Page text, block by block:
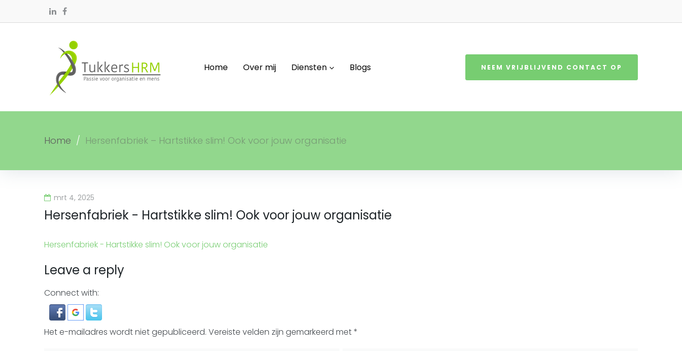
Linkedin
Facebook
Coaching
Duurzame
Strategische
Verzuimbeleid
Gesprekscyclus
Diensten
Home Over mij Diensten Blogs NEEM VRIJBLIJVEND CONTACT OP
Home / Hersenfabriek – Hartstikke slim! Ook voor jouw organisatie
mrt 4, 2025
Hersenfabriek - Hartstikke slim! Ook voor jouw organisatie
Hersenfabriek - Hartstikke slim! Ook voor jouw organisatie
Leave a reply
Connect with:
Het e-mailadres wordt niet gepubliceerd. Vereiste velden zijn gemarkeerd met*